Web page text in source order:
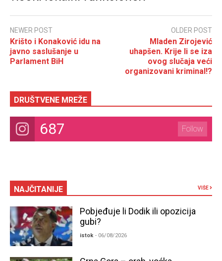
NEWER POST
Krišto i Konaković idu na
javno saslušanje u
Parlament BiH
OLDER POST
Mladen Zirojević
uhapšen. Krije li se iza
ovog slučaja veći
organizovani kriminal!?
DRUŠTVENE MREŽE
687 Follow
NAJČITANIJE VIŠE
Pobjeđuje li Dodik ili opozicija
gubi?
istok - 06/08/2026